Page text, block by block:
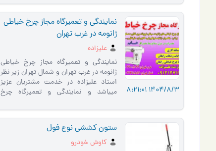
1404/8/3 8:21:01
نمایندگی و تعمیرگاه مجاز چرخ خیاطی
ژانومه در غرب تهران
علیزاده
نمایندگی و تعمیرگاه مجاز چرخ خیاطی
ژانومه در غرب تهران و شمال تهران زیر نظر
استاد علیزاده در خدمت مشتریان عزیز
میباشد و نمایندگی و تعمیرگاه چرخ
ستون کششی نوع فول
کاوش خودرو